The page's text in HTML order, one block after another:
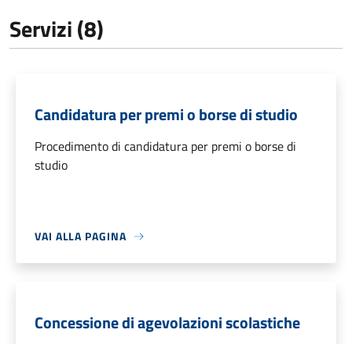
Servizi (8)
Candidatura per premi o borse di studio
Procedimento di candidatura per premi o borse di
studio
VAI ALLA PAGINA
Concessione di agevolazioni scolastiche